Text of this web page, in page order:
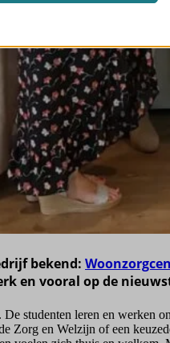
bekend:
en vooral op de
studenten leren en werken
Zorg en Welzijn of een